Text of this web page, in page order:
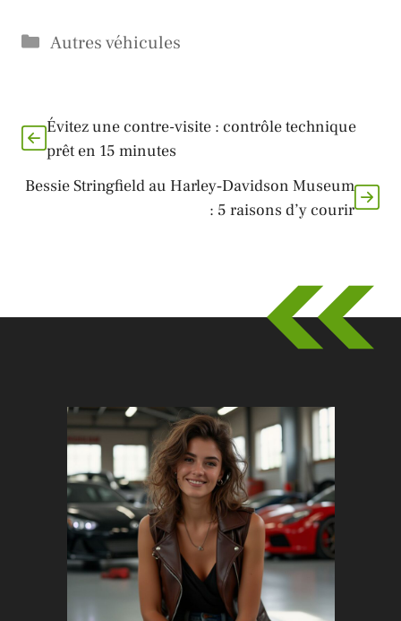
Catégories
Autres véhicules
Évitez une contre-visite : contrôle technique
prêt en 15 minutes
Bessie Stringfield au Harley‑Davidson Museum
: 5 raisons d’y courir